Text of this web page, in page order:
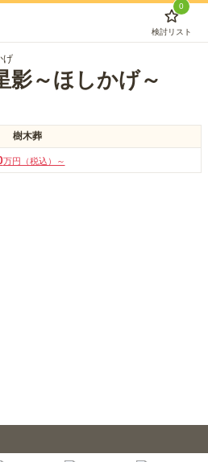
0
検討リスト
げ
影～ほしかげ～
樹木葬
万円（税込）～